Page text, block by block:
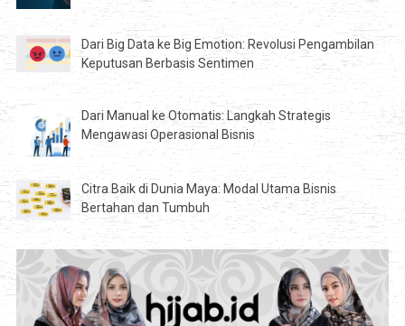
Dari Big Data ke Big Emotion: Revolusi Pengambilan
Keputusan Berbasis Sentimen
Dari Manual ke Otomatis: Langkah Strategis
Mengawasi Operasional Bisnis
Citra Baik di Dunia Maya: Modal Utama Bisnis
Bertahan dan Tumbuh